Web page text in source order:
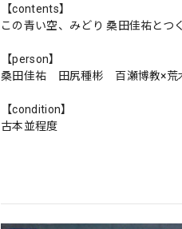
【contents】
この青い空、みどり 桑田佳祐とつ
【person】
桑田佳祐 田尻種彬 百瀬博教×荒
【condition】
古本並程度